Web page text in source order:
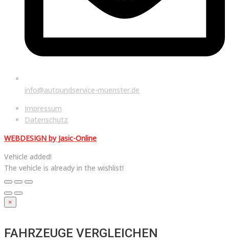
info@autoundservice-muenster.de
Menu
Impressum
Datenschutz
WEBDESIGN by Jasic-Online
Vehicle added!
The vehicle is already in the wishlist!
×
FAHRZEUGE VERGLEICHEN